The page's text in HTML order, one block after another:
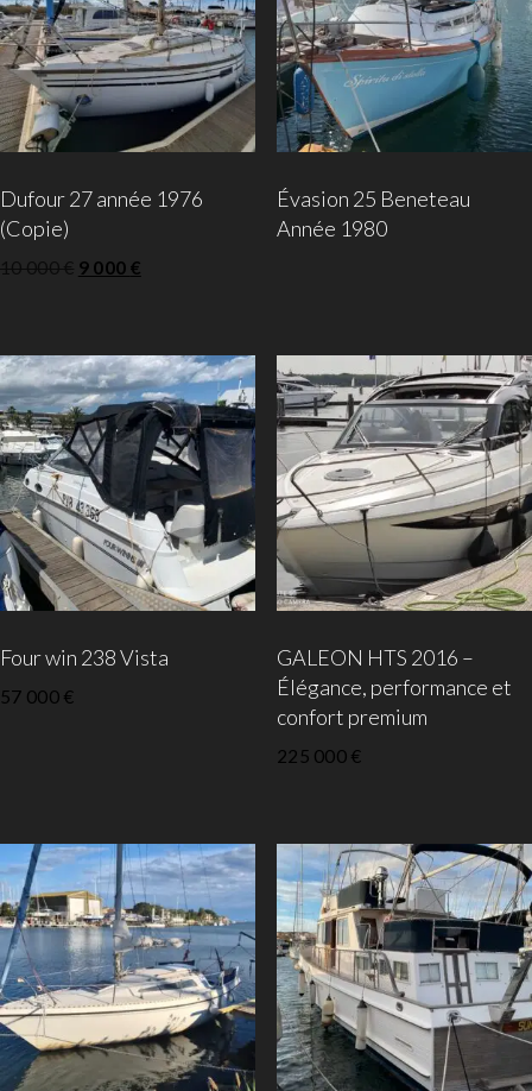
Dufour 27 année 1976
(Copie)
10 000€ 9 000 €
Évasion 25 Beneteau
Année 1980
Four win 238 Vista
57 000 €
GALEON HTS 2016 –
Élégance, performance et
confort premium
225 000 €